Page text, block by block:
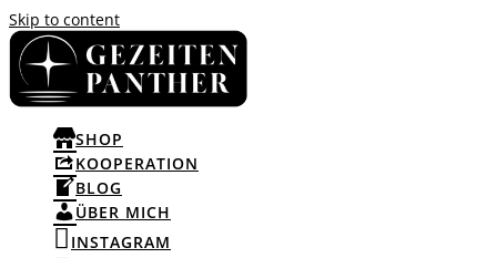
Skip to content
SHOP
KOOPERATION
BLOG
ÜBER MICH
INSTAGRAM